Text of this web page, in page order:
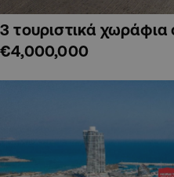
3 τουριστικά χωράφια
€4,000,000